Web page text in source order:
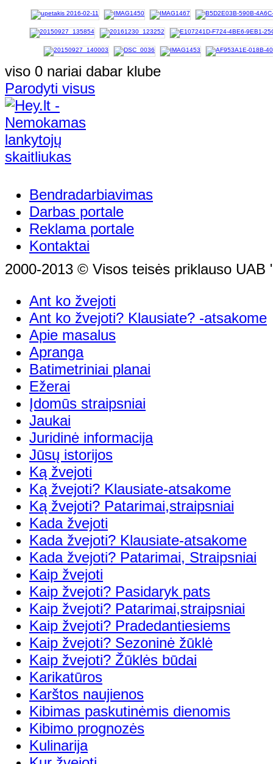
viso 0 nariai dabar klube
Parodyti visus
Bendradarbiavimas
Darbas portale
Reklama portale
Kontaktai
2000-2013 © Visos teisės priklauso UAB
Ant ko žvejoti
Ant ko žvejoti? Klausiate? -atsakome
Apie masalus
Apranga
Batimetriniai planai
Ežerai
Įdomūs straipsniai
Jaukai
Juridinė informacija
Jūsų istorijos
Ką žvejoti
Ką žvejoti? Klausiate-atsakome
Ką žvejoti? Patarimai,straipsniai
Kada žvejoti
Kada žvejoti? Klausiate-atsakome
Kada žvejoti? Patarimai, Straipsniai
Kaip žvejoti
Kaip žvejoti? Pasidaryk pats
Kaip žvejoti? Patarimai,straipsniai
Kaip žvejoti? Pradedantiesiems
Kaip žvejoti? Sezoninė žūklė
Kaip žvejoti? Žūklės būdai
Karikatūros
Karštos naujienos
Kibimas paskutinėmis dienomis
Kibimo prognozės
Kulinarija